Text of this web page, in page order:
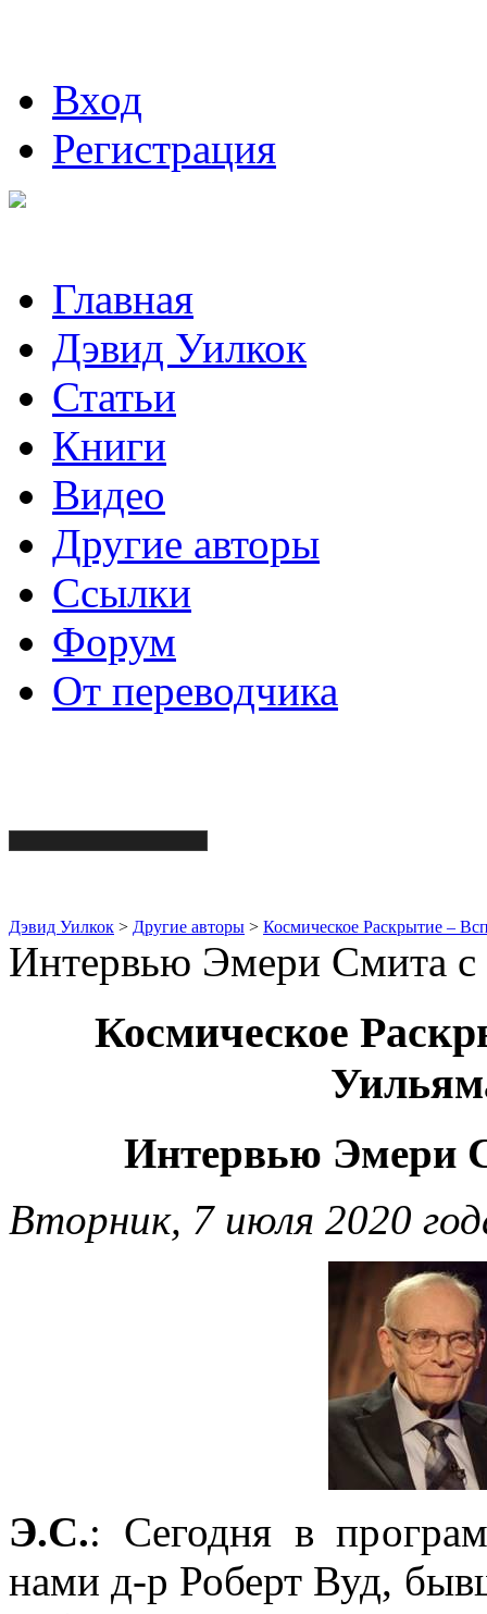
Вход
Регистрация
Главная
Дэвид Уилкок
Статьи
Книги
Видео
Другие авторы
Ссылки
Форум
От переводчика
Дэвид Уилкок > Другие авторы > Космическое Раскрытие –
Интервью Эмери Смита с
Космическое
Интервью Эмери
Вторник, 7 июля 2020
Э.С.: Сегодня в
нами д-р Роберт Вуд,